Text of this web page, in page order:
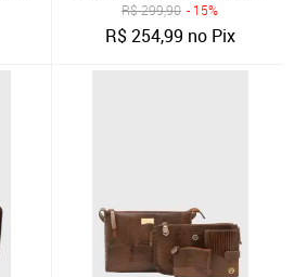
R$299,90 - 15%
R$254,99 no Pix